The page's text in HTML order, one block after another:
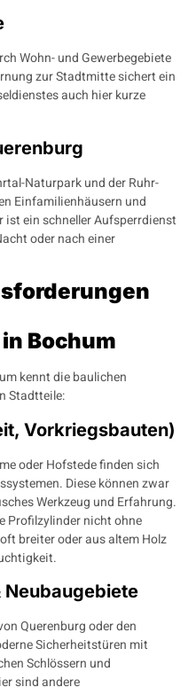
Wohn- und Gewerbegebiete
zur Stadtmitte sichert ein
auch hier kurze
Naturpark und der Ruhr-
Einfamilienhäusern und
ein schneller Aufsperrdienst
oder nach einer
Bochum
kennt die baulichen
Stadtteile:
Vorkriegsbauten)
oder Hofstede finden sich
Diese können zwar
Werkzeug und Erfahrung.
Profilzylinder nicht ohne
breiter oder aus altem Holz
Neubaugebiete
Querenburg oder den
Sicherheitstüren mit
Schlössern und
sind andere